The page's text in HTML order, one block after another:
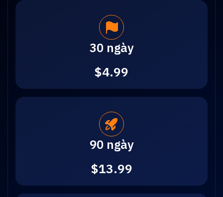
30 ngày
$4.99
90 ngày
$13.99